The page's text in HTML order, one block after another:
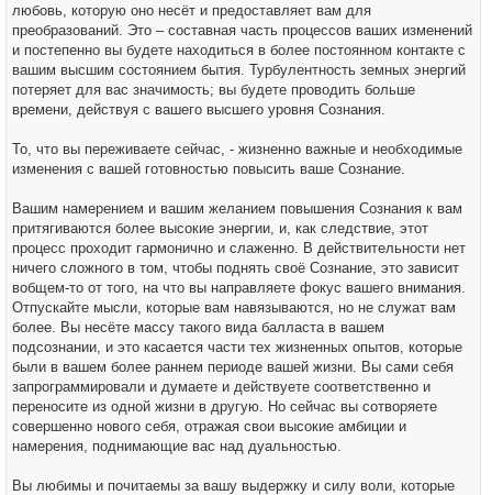
любовь, которую оно несёт и предоставляет вам для
преобразований. Это – составная часть процессов ваших изменений
и постепенно вы будете находиться в более постоянном контакте с
вашим высшим состоянием бытия. Турбулентность земных энергий
потеряет для вас значимость; вы будете проводить больше
времени, действуя с вашего высшего уровня Сознания.
То, что вы переживаете сейчас, - жизненно важные и необходимые
изменения с вашей готовностью повысить ваше Сознание.
Вашим намерением и вашим желанием повышения Сознания к вам
притягиваются более высокие энергии, и, как следствие, этот
процесс проходит гармонично и слаженно. В действительности нет
ничего сложного в том, чтобы поднять своё Сознание, это зависит
вобщем-то от того, на что вы направляете фокус вашего внимания.
Отпускайте мысли, которые вам навязываются, но не служат вам
более. Вы несёте массу такого вида балласта в вашем
подсознании, и это касается части тех жизненных опытов, которые
были в вашем более раннем периоде вашей жизни. Вы сами себя
запрограммировали и думаете и действуете соответственно и
переносите из одной жизни в другую. Но сейчас вы сотворяете
совершенно нового себя, отражая свои высокие амбиции и
намерения, поднимающие вас над дуальностью.
Вы любимы и почитаемы за вашу выдержку и силу воли, которые